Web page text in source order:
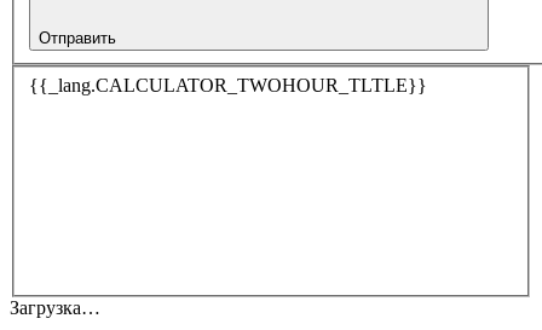
Отправить
{{_lang.CALCULATOR_TWOHOUR_TLTLE}}
Загрузка…